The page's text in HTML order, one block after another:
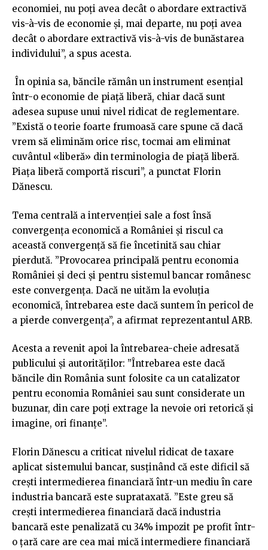
economiei, nu poți avea decât o abordare extractivă
vis-à-vis de economie și, mai departe, nu poți avea
decât o abordare extractivă vis-à-vis de bunăstarea
individului”, a spus acesta.
În opinia sa, băncile rămân un instrument esențial
într-o economie de piață liberă, chiar dacă sunt
adesea supuse unui nivel ridicat de reglementare.
”Există o teorie foarte frumoasă care spune că dacă
vrem să eliminăm orice risc, tocmai am eliminat
cuvântul «liberă» din terminologia de piață liberă.
Piața liberă comportă riscuri”, a punctat Florin
Dănescu.
Tema centrală a intervenției sale a fost însă
convergența economică a României și riscul ca
această convergență să fie încetinită sau chiar
pierdută. ”Provocarea principală pentru economia
României și deci și pentru sistemul bancar românesc
este convergența. Dacă ne uităm la evoluția
economică, întrebarea este dacă suntem în pericol de
a pierde convergența”, a afirmat reprezentantul ARB.
Acesta a revenit apoi la întrebarea-cheie adresată
publicului și autorităților: ”Întrebarea este dacă
băncile din România sunt folosite ca un catalizator
pentru economia României sau sunt considerate un
buzunar, din care poți extrage la nevoie ori retorică și
imagine, ori finanțe”.
Florin Dănescu a criticat nivelul ridicat de taxare
aplicat sistemului bancar, susținând că este dificil să
crești intermedierea financiară într-un mediu în care
industria bancară este suprataxată. ”Este greu să
crești intermedierea financiară dacă industria
bancară este penalizată cu 34% impozit pe profit într-
o țară care are cea mai mică intermediere financiară